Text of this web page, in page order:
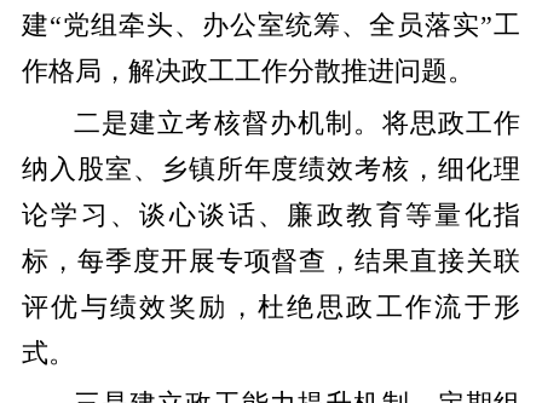
建“党组牵头、办公室统筹、全员落实”工
作格局，解决政工工作分散推进问题。
二是建立考核督办机制。将思政工作
纳入股室、乡镇所年度绩效考核，细化理
论学习、谈心谈话、廉政教育等量化指
标，每季度开展专项督查，结果直接关联
评优与绩效奖励，杜绝思政工作流于形
式。